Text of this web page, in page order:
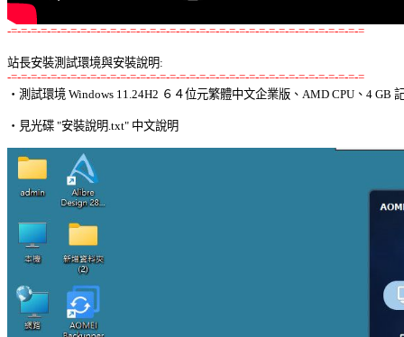
-=-=-=-=-=-=-=-=-=-=-=-=-=-=-=-=-=-=-=-=-=-=-=-=-=-=-=-=-=-=-=-=-=-=-=-=
站長安裝測試環境與安裝說明:
-=-=-=-=-=-=-=-=-=-=-=-=-=-=-=-=-=-=-=-=-=-=-=-=-=-=-=-=-=-=-=-=-=-=-=-=
‧測試環境 Windows 11.24H2 ６４位元繁體中文企業版、AMD CPU、4 GB
‧見光碟 "安裝說明.txt" 中文說明